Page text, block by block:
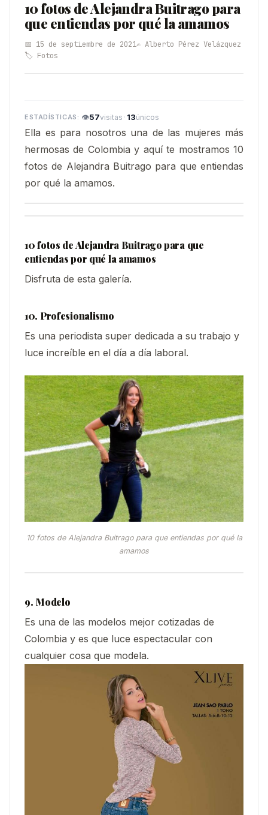
10 fotos de Alejandra Buitrago para
que entiendas por qué la amamos
📅 15 de septiembre de 2021✍️ Alberto Pérez Velázquez
🏷️ Fotos
👁57visitas · 13únicos
Ella es para nosotros una de las mujeres más
hermosas de Colombia y aquí te mostramos 10
fotos de Alejandra Buitrago para que entiendas
por qué la amamos.
10 fotos de Alejandra Buitrago para que
entiendas por qué la amamos
Disfruta de esta galería.
10. Profesionalismo
Es una periodista super dedicada a su trabajo y
luce increíble en el día a día laboral.
10 fotos de Alejandra Buitrago para que entiendas por qué la
amamos
9. Modelo
Es una de las modelos mejor cotizadas de
Colombia y es que luce espectacular con
cualquier cosa que modela.